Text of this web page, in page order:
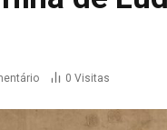
0 Visitas